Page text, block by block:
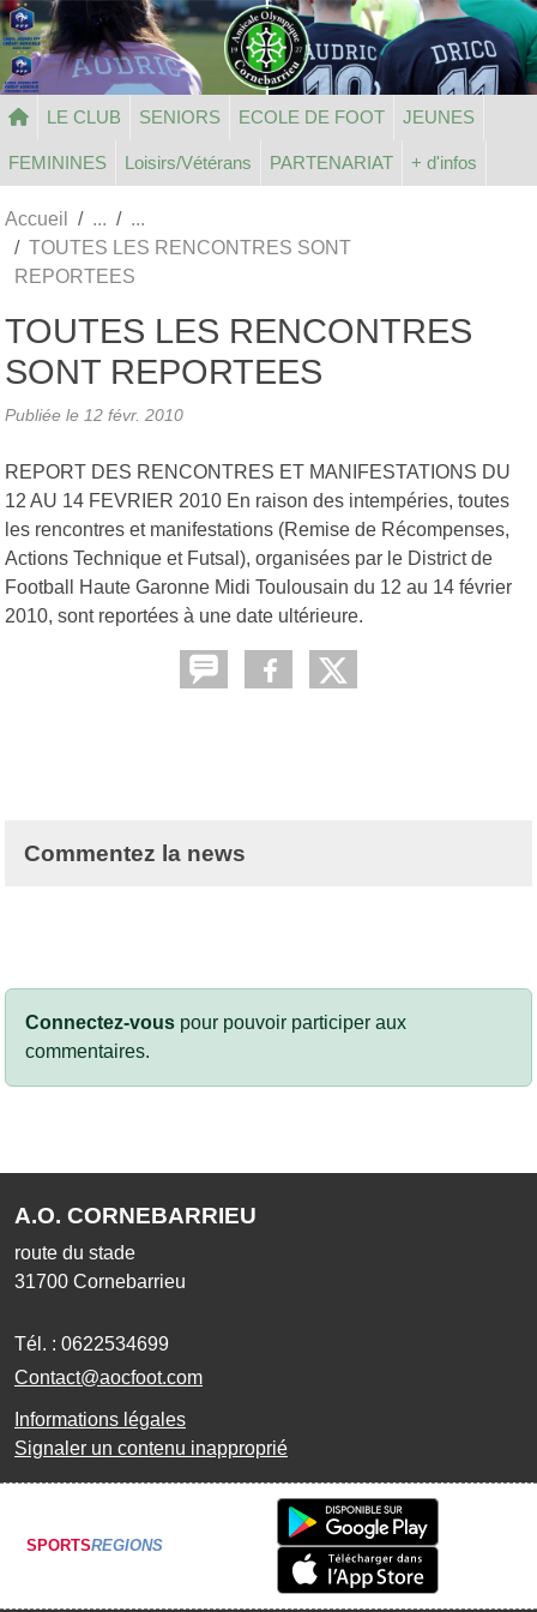
LE CLUB SENIORS ECOLE DE FOOT JEUNES
FEMININES Loisirs/Vétérans PARTENARIAT + d'infos
Accueil
TOUTES LES RENCONTRES SONT
REPORTEES
TOUTES LES RENCONTRES
SONT REPORTEES
Publiée le 12 févr. 2010
REPORT DES RENCONTRES ET MANIFESTATIONS DU
12 AU 14 FEVRIER 2010 En raison des intempéries, toutes
les rencontres et manifestations (Remise de Récompenses,
Actions Technique et Futsal), organisées par le District de
Football Haute Garonne Midi Toulousain du 12 au 14 février
2010, sont reportées à une date ultérieure.
Commentez la news
Connectez-vous pour pouvoir participer aux
commentaires.
A.O. CORNEBARRIEU
route du stade
31700 Cornebarrieu
Tél. : 0622534699
Contact@aocfoot.com
Informations légales
Signaler un contenu inapproprié
SPORTSREGIONS
Panneau de gestion des cookies